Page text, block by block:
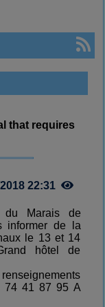
that requires
2018 22:31
du Marais de
informer de la
le 13 et 14
hôtel de
74 41 87 95 A